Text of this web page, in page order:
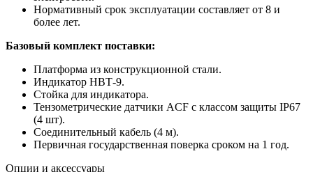
Нормативный срок эксплуатации составляет от 8 и
более лет.
Базовый комплект поставки:
Платформа из конструкционной стали.
Индикатор НВТ-9.
Стойка для индикатора.
Тензометрические датчики ACF с классом защиты IP67
(4 шт).
Соединительный кабель (4 м).
Первичная государственная поверка сроком на 1 год.
Опции и аксессуары